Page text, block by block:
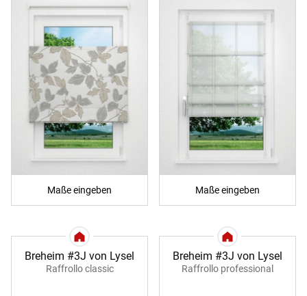
Maße eingeben Maße eingeben
Breheim #3J von Lysel
Raffrollo classic
Breheim #3J von Lysel
Raffrollo professional